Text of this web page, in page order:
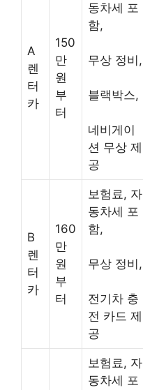
A
렌
터
카
150
만
원
부
터
동차세 포
함,
무상 정비,
블랙박스,
네비게이
션 무상 제
공
B
렌
터
카
160
만
원
부
터
보험료, 자
동차세 포
함,
무상 정비,
전기차 충
전 카드 제
공
보험료, 자
동차세 포